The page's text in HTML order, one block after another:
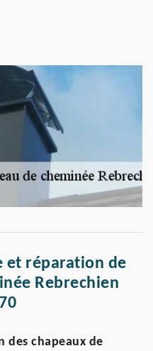
et réparation de
Rebrechien
des chapeaux de